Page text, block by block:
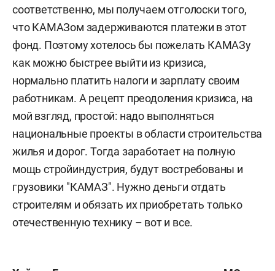
соответственно, мы получаем отголоски того,
что КАМАЗом задерживаются платежи в этот
фонд. Поэтому хотелось бы пожелать КАМАЗу
как можно быстрее выйти из кризиса,
нормально платить налоги и зарплату своим
работникам. А рецепт преодоления кризиса, на
мой взгляд, простой: надо выполняться
национальные проекты в области строительства
жилья и дорог. Тогда заработает на полную
мощь стройиндустрия, будут востребованы и
грузовики "КАМАЗ". Нужно деньги отдать
строителям и обязать их приобретать только
отечественную технику – вот и все.